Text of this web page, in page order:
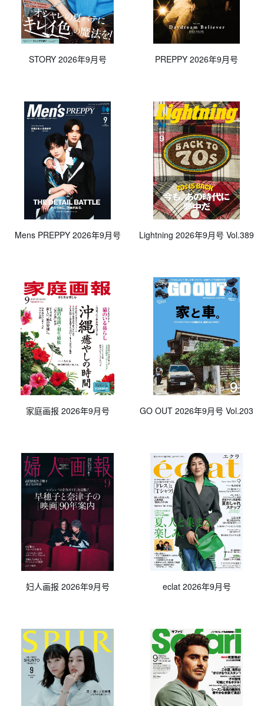
STORY 2026年9月号 PREPPY 2026年9月号
Mens PREPPY 2026年9月号 Lightning 2026年9月号 Vol.389
家庭画报 2026年9月号 GO OUT 2026年9月号 Vol.203
妇人画报 2026年9月号 eclat 2026年9月号